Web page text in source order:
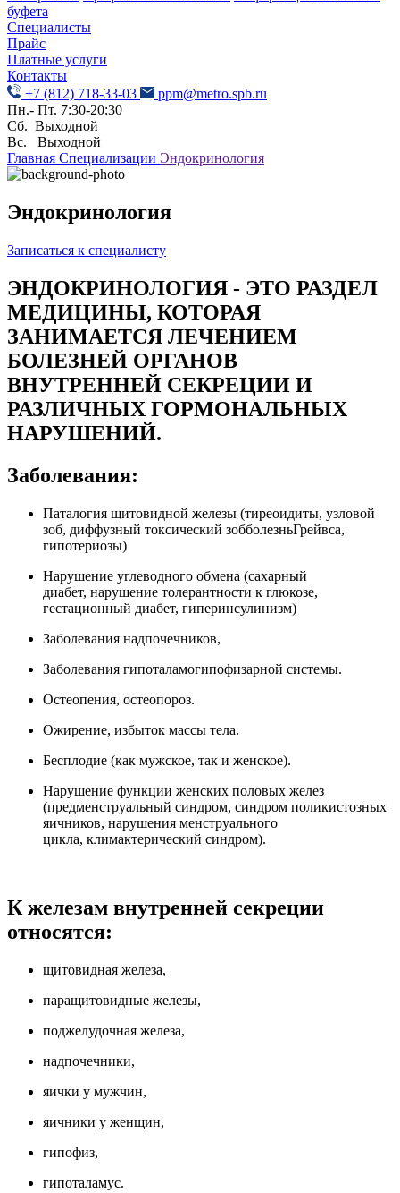
буфета
Специалисты
Прайс
Платные услуги
Контакты
+7 (812) 718-33-03
ppm@metro.spb.ru
Пн.- Пт. 7:30-20:30
Сб. Выходной
Вс. Выходной
Главная Специализации Эндокринология
Эндокринология
Записаться к специалисту
ЭНДОКРИНОЛОГИЯ - ЭТО РАЗДЕЛ
МЕДИЦИНЫ, КОТОРАЯ
ЗАНИМАЕТСЯ ЛЕЧЕНИЕМ
БОЛЕЗНЕЙ ОРГАНОВ
ВНУТРЕННЕЙ СЕКРЕЦИИ И
РАЗЛИЧНЫХ ГОРМОНАЛЬНЫХ
НАРУШЕНИЙ.
Заболевания:
Паталогия щитовидной железы (тиреоидиты, узловой
зоб, диффузный токсический зобболезньГрейвса,
гипотериозы)
Нарушение углеводного обмена (сахарный
диабет, нарушение толерантности к глюкозе,
гестационный диабет, гиперинсулинизм)
Заболевания надпочечников,
Заболевания гипоталамогипофизарной системы.
Остеопения, остеопороз.
Ожирение, избыток массы тела.
Бесплодие (как мужское, так и женское).
Нарушение функции женских половых желез
(предменструальный синдром, синдром поликистозных
яичников, нарушения менструального
цикла, климактерический синдром).
К железам внутренней секреции
относятся:
щитовидная железа,
паращитовидные железы,
поджелудочная железа,
надпочечники,
яички у мужчин,
яичники у женщин,
гипофиз,
гипоталамус.